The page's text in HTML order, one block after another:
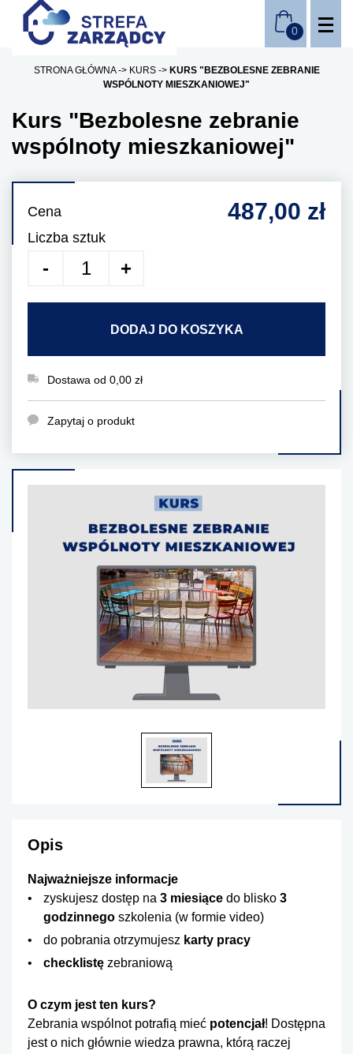
STRONA GŁÓWNA KURS
KURS "BEZBOLESNE ZEBRANIE
WSPÓLNOTY MIESZKANIOWEJ"
Kurs "Bezbolesne zebranie
wspólnoty mieszkaniowej"
Opis
Najważniejsze informacje
zyskujesz dostęp na 3 miesiące do blisko 3
godzinnego szkolenia (w formie video)
do pobrania otrzymujesz karty pracy
checklistę zebraniową
O czym jest ten kurs?
Zebrania wspólnot potrafią mieć potencjał! Dostępna
jest o nich głównie wiedza prawna, którą raczej
Cena 487,00 zł
Liczba sztuk
DODAJ DO KOSZYKA
Dostawa od 0,00 zł
Zapytaj o produkt